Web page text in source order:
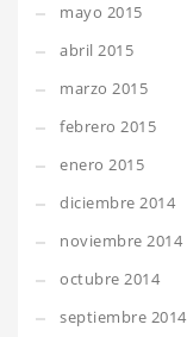
mayo 2015
abril 2015
marzo 2015
febrero 2015
enero 2015
diciembre 2014
noviembre 2014
octubre 2014
septiembre 2014